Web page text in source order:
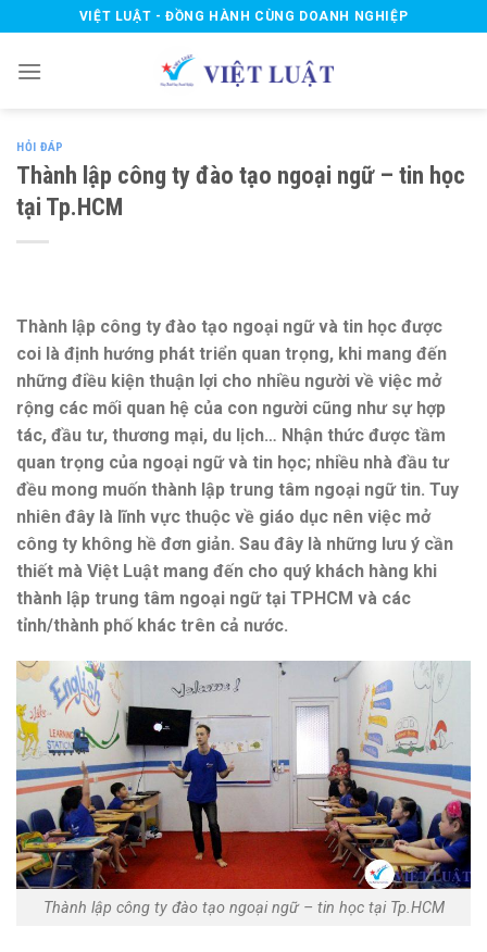
to
content
VIỆT LUẬT - ĐỒNG HÀNH CÙNG DOANH NGHIỆP
HỎI ĐÁP
Thành lập công ty đào tạo ngoại ngữ – tin học
tại Tp.HCM
Thành lập công ty đào tạo ngoại ngữ và tin học được
coi là định hướng phát triển quan trọng, khi mang đến
những điều kiện thuận lợi cho nhiều người về việc mở
rộng các mối quan hệ của con người cũng như sự hợp
tác, đầu tư, thương mại, du lịch… Nhận thức được tầm
quan trọng của ngoại ngữ và tin học; nhiều nhà đầu tư
đều mong muốn thành lập trung tâm ngoại ngữ tin. Tuy
nhiên đây là lĩnh vực thuộc về giáo dục nên việc mở
công ty không hề đơn giản. Sau đây là những lưu ý cần
thiết mà Việt Luật mang đến cho quý khách hàng khi
thành lập trung tâm ngoại ngữ tại TPHCM và các
tỉnh/thành phố khác trên cả nước.
Thành lập công ty đào tạo ngoại ngữ – tin học tại Tp.HCM